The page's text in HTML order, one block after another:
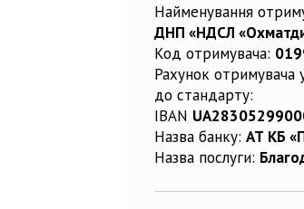
Найменування
ДНП «НДСЛ
Код отримувача:
Рахунок отримувача
до стандарту:
IBAN
Назва банку: АТ КБ
Назва послуги: